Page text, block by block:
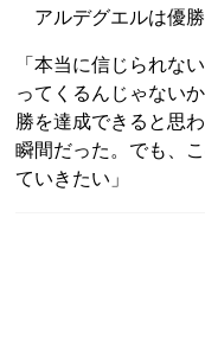
アルデグエルは優勝
「本当に信じられな
ってくるんじゃない
勝を達成できると思
瞬間だった。でも、
ていきたい」